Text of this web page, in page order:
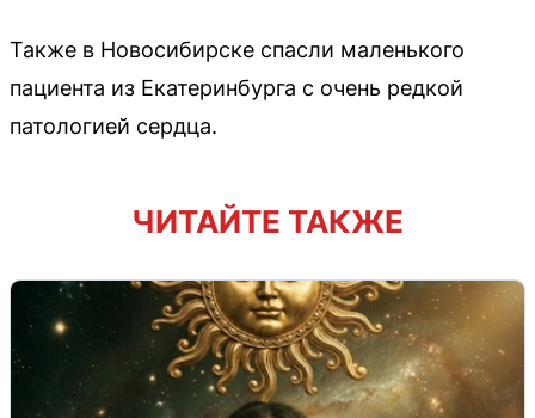
Также в Новосибирске спасли маленького
пациента из Екатеринбурга с очень редкой
патологией сердца.
ЧИТАЙТЕ ТАКЖЕ